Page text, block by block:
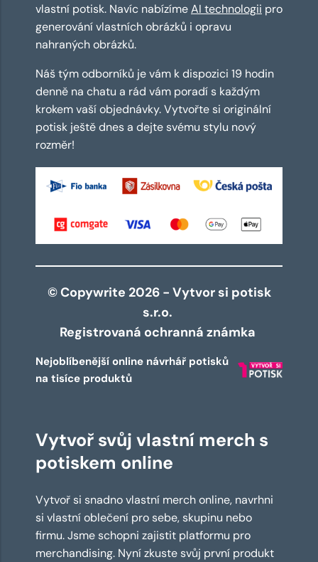
vlastní potisk. Navíc nabízímeAI technologii pro
generování vlastních obrázků i opravu
nahraných obrázků.
Náš tým odborníků je vám k dispozici 19 hodin
denně na chatu a rád vám poradí s každým
krokem vaší objednávky. Vytvořte si originální
potisk ještě dnes a dejte svému stylu nový
rozměr!
© Copywrite 2026 - Vytvor si potisk
s.r.o.
Registrovaná ochranná známka
Nejoblíbenější online návrhář potisků
na tisíce produktů
Vytvoř svůj vlastní merch s
potiskem online
Vytvoř si snadno vlastní merch online, navrhni
si vlastní oblečení pro sebe, skupinu nebo
firmu. Jsme schopni zajistit platformu pro
merchandising. Nyní zkuste svůj první produkt